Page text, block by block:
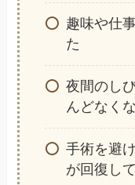
趣味や仕
た
夜間のし
んどなく
手術を避
が回復し